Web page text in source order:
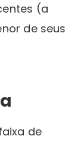
(a
de seus
de